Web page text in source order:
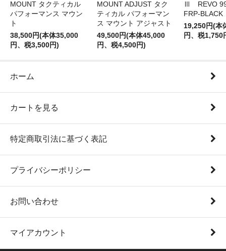
MOUNT タクティカル
パフォーマンス マウン
ト
38,500円(本体35,000
円、税3,500円)
MOUNT ADJUST タク
ティカル パフォーマン
ス マウント アジャスト
49,500円(本体45,000
円、税4,500円)
Ⅲ REVO
FRP-BLACK
19,250円(本
円、税1,750
ホーム
カートを見る
特定商取引法に基づく表記
プライバシーポリシー
お問い合わせ
マイアカウント